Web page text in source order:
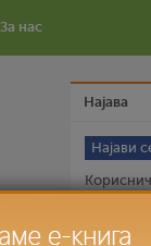
За нас
Најава
Најави